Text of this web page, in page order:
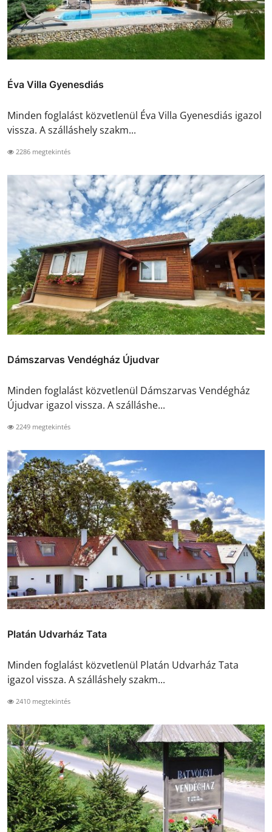
Éva Villa Gyenesdiás
Minden foglalást közvetlenül Éva Villa Gyenesdiás igazol
vissza. A szálláshely szakm...
2286 megtekintés
Dámszarvas Vendégház Újudvar
Minden foglalást közvetlenül Dámszarvas Vendégház
Újudvar igazol vissza. A szálláshe...
2249 megtekintés
Platán Udvarház Tata
Minden foglalást közvetlenül Platán Udvarház Tata
igazol vissza. A szálláshely szakm...
2410 megtekintés